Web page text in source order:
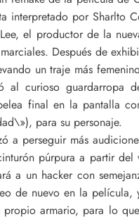
interpretado por Sharlto
el productor de la
Después de
un traje más
curioso guardarropa
final en la pantalla
para su personaje.
a perseguir más
púrpura a partir
a un hacker con
de nuevo en la
armario, para lo